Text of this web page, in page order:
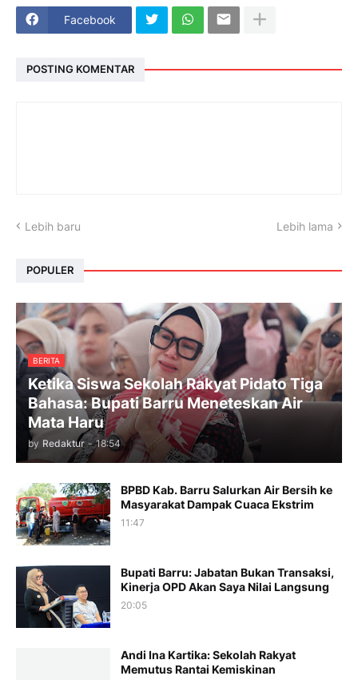
Facebook
POSTING KOMENTAR
Lebih baru Lebih lama
POPULER
BERITA
Ketika Siswa Sekolah Rakyat Pidato Tiga
Bahasa: Bupati Barru Meneteskan Air
Mata Haru
by Redaktur - 18:54
BPBD Kab. Barru Salurkan Air Bersih ke
Masyarakat Dampak Cuaca Ekstrim
11:47
Bupati Barru: Jabatan Bukan Transaksi,
Kinerja OPD Akan Saya Nilai Langsung
20:05
Andi Ina Kartika: Sekolah Rakyat
Memutus Rantai Kemiskinan